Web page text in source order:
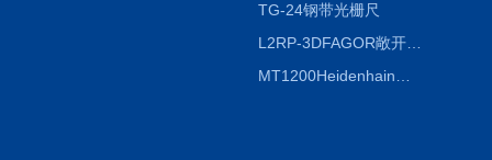
TG-24钢带光栅尺
L2RP-3DFAGOR敞开式光栅尺